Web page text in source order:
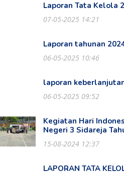
Laporan Tata Kelola
07-05-2025 14:21
Laporan tahunan
06-05-2025 10:46
laporan
06-05-2025 09:52
Kegiatan Hari
Negeri 3 Sidareja
15-08-2024 12:37
LAPORAN TATA